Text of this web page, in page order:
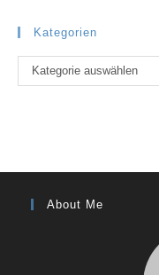
Kategorien
Kategorien
Kategorie auswählen
About Me